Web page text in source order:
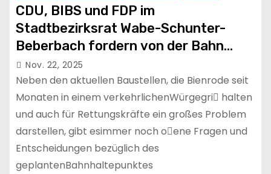
CDU, BIBS und FDP im
Stadtbezirksrat Wabe-Schunter-
Beberbach fordern von der Bahn
Vertreter zu schicken, um die
Probleme im Stadtbezirk endlich
anzupacken
Nov. 22, 2025
Neben den aktuellen Baustellen, die Bienrode seit
Monaten in einem verkehrlichenWürgegri􀆯 halten
und auch für Rettungskräfte ein großes Problem
darstellen, gibt esimmer noch o􀆯ene Fragen und
Entscheidungen bezüglich des
geplantenBahnhaltepunktes